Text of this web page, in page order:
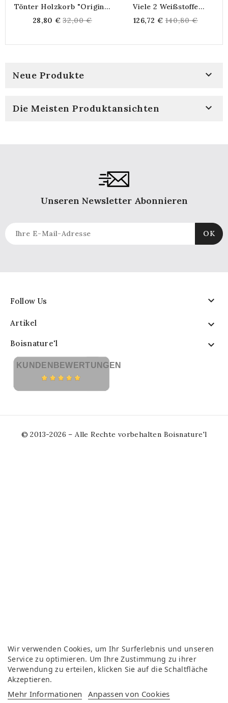
Tönter Holzkorb "Original
28,80 € Regular
32,00 €
Viele 2 Weißstoffe
Und 4 Rädern
126,72 € Regular
140,80 €
Neue Produkte 
Die Meisten Produktansichten 
Unseren Newsletter Abonnieren
Follow Us 
Artikel 
Boisnature'l 
Wir verwenden Cookies, um Ihr Surferlebnis und unseren
Service zu optimieren. Um Ihre Zustimmung zu ihrer
Verwendung zu erteilen, klicken Sie auf die Schaltfläche
Akzeptieren.
Mehr Informationen Anpassen von Cookies
KUNDENBEWERTUNGEN
© 2013-2026 – Alle Rechte vorbehalten Boisnature'l